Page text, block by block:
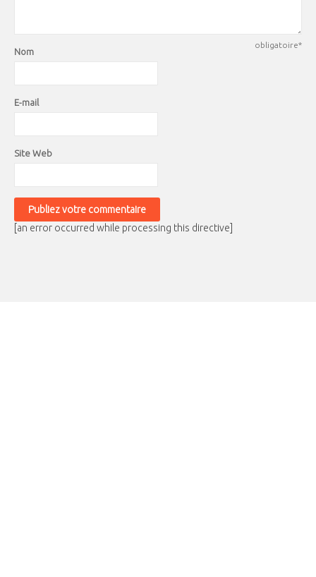
obligatoire*
Nom
E-mail
Site Web
[an error occurred while processing this directive]